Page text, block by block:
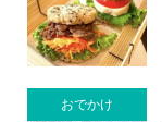
おでかけ